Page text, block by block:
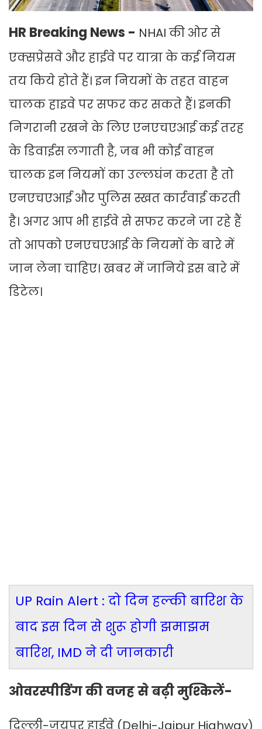
HR Breaking News - NHAI की ओर से
एक्सप्रेसवे और हाईवे पर यात्रा के कई नियम
तय किये होते हैं। इन नियमों के तहत वाहन
चालक हाइवे पर सफर कर सकते हैं। इनकी
निगरानी रखने के लिए एनएचएआई कई तरह
के डिवाईस लगाती है, जब भी कोई वाहन
चालक इन नियमों का उल्लघंन करता है तो
एनएचएआई और पुलिस स्खत कार्रवाई करती
है। अगर आप भी हाईवे से सफर करने जा रहे हैं
तो आपको एनएचएआई के नियमों के बारे में
जान लेना चाहिए। खबर में जानिये इस बारे में
डिटेल।
UP Rain Alert : दो दिन हल्की बारिश के
बाद इस दिन से शुरू होगी झमाझम
बारिश, IMD ने दी जानकारी
ओवरस्पीडिंग की वजह से बढ़ी मुश्किलें-
दिल्ली-जयपुर हाईवे (Delhi-Jaipur Highway)